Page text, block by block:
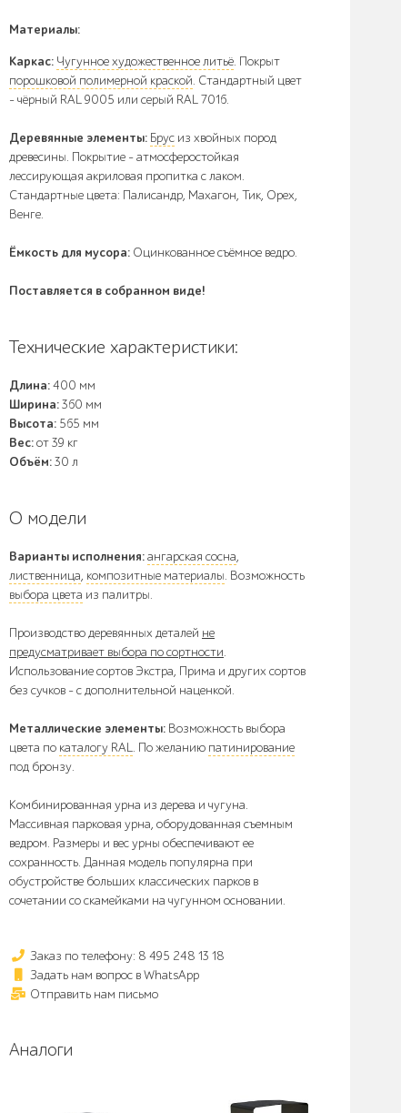
Материалы:
Каркас: Чугунное художественное литьё. Покрыт
порошковой полимерной краской. Стандартный цвет
– чёрный RAL 9005 или серый RAL 7016.
Деревянные элементы: Брус из хвойных пород
древесины. Покрытие - атмосферостойкая
лессирующая акриловая пропитка с лаком.
Стандартные цвета: Палисандр, Махагон, Тик, Орех,
Венге.
Ёмкость для мусора: Оцинкованное съёмное ведро.
Поставляется в собранном виде!
Технические характеристики:
Длина:400 мм
Ширина:360 мм
Высота: 565 мм
Вес:от 39 кг
Объём:30 л
О модели
Варианты исполнения:ангарская сосна,
лиственница, композитные материалы. Возможность
выбора цвета из палитры.
Производство деревянных деталей не
предусматривает выбора по сортности.
Использование сортов Экстра, Прима и других сортов
без сучков - с дополнительной наценкой.
Металлические элементы: Возможность выбора
цвета по каталогу RAL. По желанию патинирование
под бронзу.
Комбинированная урна из дерева и чугуна.
Массивная парковая урна, оборудованная съемным
ведром. Размеры и вес урны обеспечивают ее
сохранность. Данная модель популярна при
обустройстве больших классических парков в
сочетании со скамейками на чугунном основании.
Заказ по телефону: 8 495 248 13 18
Задать нам вопрос в WhatsApp
Отправить нам письмо
Аналоги